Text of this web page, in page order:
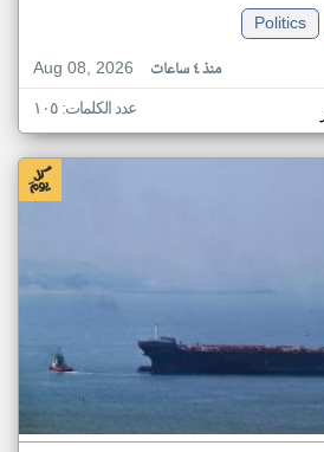
Politics
Aug 08, 2026
منذ ٤ ساعات
عدد الكلمات: ١٠٥